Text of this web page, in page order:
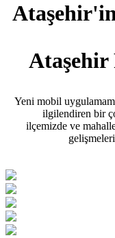
Ataşehir
Yeni mobil
ilgilendiren bir
ilçemizde ve